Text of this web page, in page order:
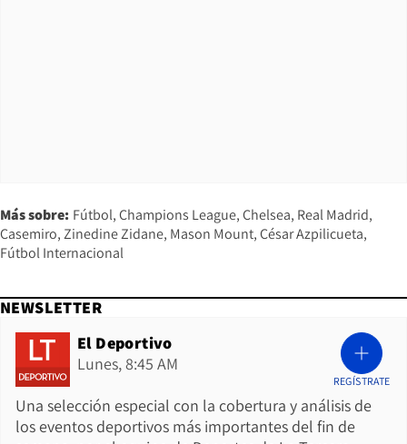
Más sobre: Fútbol Champions League Chelsea Real Madrid
Casemiro Zinedine Zidane Mason Mount César Azpilicueta
Fútbol Internacional
NEWSLETTER
El Deportivo
Lunes, 8:45 AM
Una selección especial con la cobertura y análisis de
los eventos deportivos más importantes del fin de
REGÍSTRATE